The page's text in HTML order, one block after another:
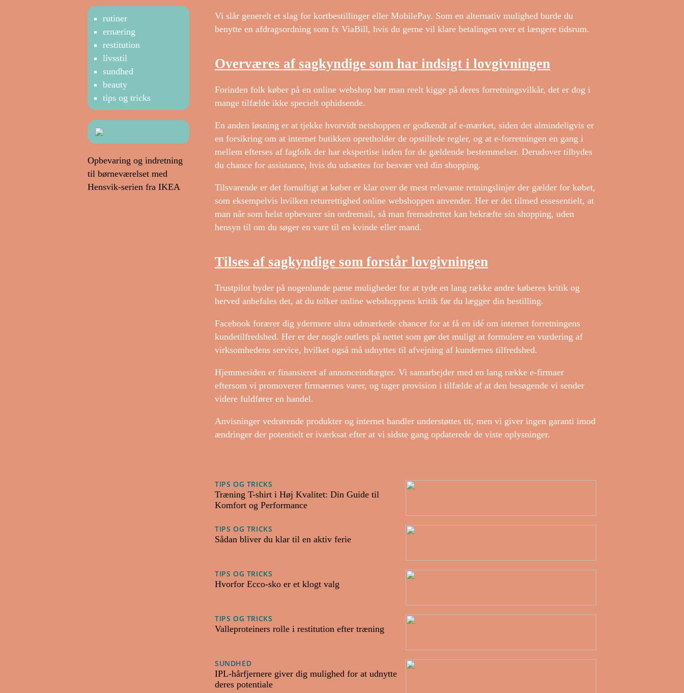
Vi slår generelt et slag for kortbestillinger eller MobilePay. Som en alternativ mulighed burde du
benytte en afdragsordning som fx ViaBill, hvis du gerne vil klare betalingen over et længere tidsrum.
Overværes af sagkyndige som har indsigt i lovgivningen
Forinden folk køber på en online webshop bør man reelt kigge på deres forretningsvilkår, det er dog i
mange tilfælde ikke specielt ophidsende.
En anden løsning er at tjekke hvorvidt netshoppen er godkendt af e-mærket, siden det almindeligvis er
en forsikring om at internet butikken opretholder de opstillede regler, og at e-forretningen en gang i
mellem efterses af fagfolk der har ekspertise inden for de gældende bestemmelser. Derudover tilbydes
du chance for assistance, hvis du udsættes for besvær ved din shopping.
Tilsvarende er det fornuftigt at køber er klar over de mest relevante retningslinjer der gælder for købet,
som eksempelvis hvilken returrettighed online webshoppen anvender. Her er det tilmed essesentielt, at
man når som helst opbevarer sin ordremail, så man fremadrettet kan bekræfte sin shopping, uden
hensyn til om du søger en vare til en kvinde eller mand.
Tilses af sagkyndige som forstår lovgivningen
Trustpilot byder på nogenlunde pæne muligheder for at tyde en lang række andre køberes kritik og
herved anbefales det, at du tolker online webshoppens kritik før du lægger din bestilling.
Facebook forærer dig ydermere ultra udmærkede chancer for at få en idé om internet forretningens
kundetilfredshed. Her er der nogle outlets på nettet som gør det muligt at formulere en vurdering af
virksomhedens service, hvilket også må udnyttes til afvejning af kundernes tilfredshed.
Hjemmesiden er finansieret af annonceindtægter. Vi samarbejder med en lang række e-firmaer
eftersom vi promoverer firmaernes varer, og tager provision i tilfælde af at den besøgende vi sender
videre fuldfører en handel.
Anvisninger vedrørende produkter og internet handler understøttes tit, men vi giver ingen garanti imod
ændringer der potentielt er iværksat efter at vi sidste gang opdaterede de viste oplysninger.
TIPS OG TRICKS
Træning T-shirt i Høj Kvalitet: Din Guide til
Komfort og Performance
TIPS OG TRICKS
Sådan bliver du klar til en aktiv ferie
TIPS OG TRICKS
Hvorfor Ecco-sko er et klogt valg
TIPS OG TRICKS
Valleproteiners rolle i restitution efter træning
SUNDHED
IPL-hårfjernere giver dig mulighed for at udnytte
deres potentiale
rutiner
ernæring
restitution
livsstil
sundhed
beauty
tips og tricks
Opbevaring og indretning
til børneværelset med
Hensvik-serien fra IKEA